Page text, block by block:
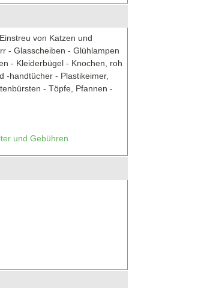
von Katzen und
- Glasscheiben - Glühlampen
- Kleiderbügel - Knochen, roh
-handtücher - Plastikeimer,
- Töpfe, Pfannen -
und Gebühren